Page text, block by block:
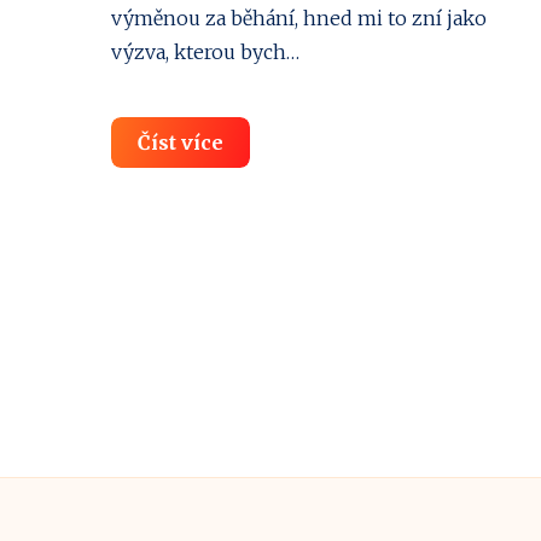
výměnou za běhání, hned mi to zní jako
výzva, kterou bych…
Číst více
40
sportovní